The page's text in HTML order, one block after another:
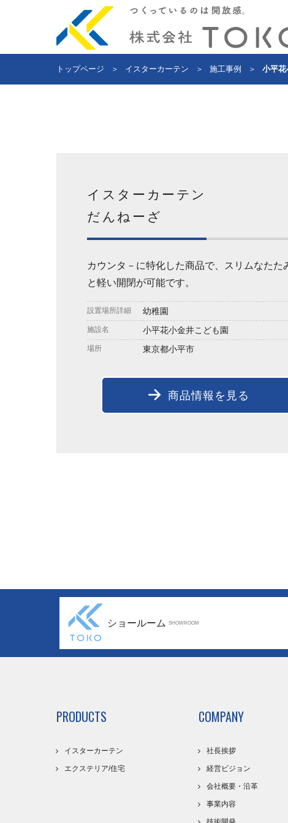
トップページ ＞ イスターカーテン ＞ 施工事例 ＞ 小平花
イスターカーテン
だんねーざ
カウンタ－に特化した商品で、スリムなたた
と軽い開閉が可能です。
設置場所詳細 幼稚園
施設名 小平花小金井こども園
場所 東京都小平市
商品情報を見る
ショールーム SHOWROOM
PRODUCTS
イスターカーテン
エクステリア/住宅
COMPANY
社長挨拶
経営ビジョン
会社概要・沿革
事業内容